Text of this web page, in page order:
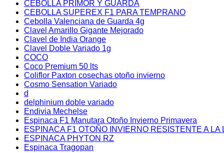
CEBOLLA PRIMOR Y GUARDA
CEBOLLA SUPEREX F1 PARA TEMPRANO
Cebolla Valenciana de Guarda 4g
Clavel Amarillo Gigante Mejorado
Clavel de India Orange
Clavel Doble Variado 1g
COCO
Coco Premium 50 lts
Coliflor Paxton cosechas otoño invierno
Cosmo Sensation Variado
d
delphinium doble variado
Endivia Mechelse
Espinaca F1 Manutara Otoño Invierno Primavera
ESPINACA F1 OTOÑO INVIERNO RESISTENTE A LA
ESPINACA PHYTON RZ
Espinaca Tragopan